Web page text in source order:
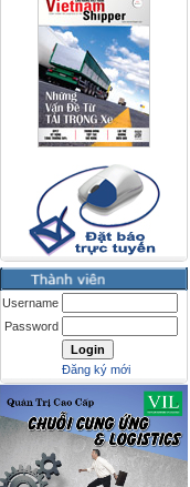
Username
Password
Đăng ký mới